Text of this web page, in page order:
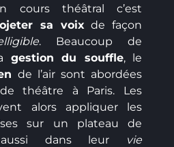
cours théâtral c’est
sa voixde façon
. Beaucoup de
gestion du souffle, le
de l’air sont abordées
théâtre à Paris. Les
alors appliquer les
sur un plateau de
dans leur
vie